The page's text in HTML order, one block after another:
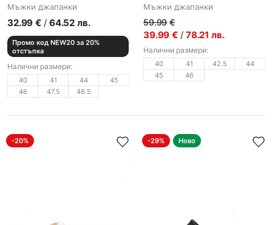
Мъжки джапанки
32.99 € / 64.52 лв.
Промо код NEW20 за 20%
отстъпка
Налични размери:
40 41 44
45
46
47.5 48.5
Мъжки джапанки
59.99 €
39.99 € / 78.21 лв.
Налични размери:
40 41 42.5
44
45
46
-20% -29% Ново